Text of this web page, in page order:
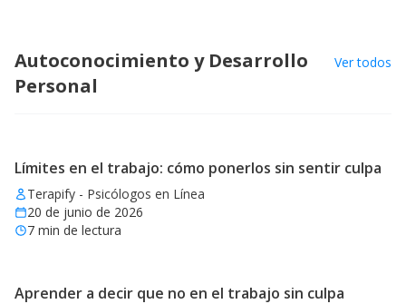
Autoconocimiento y Desarrollo
Personal
Ver todos
Límites en el trabajo: cómo ponerlos sin sentir culpa
Terapify - Psicólogos en Línea
20 de junio de 2026
7 min de lectura
Aprender a decir que no en el trabajo sin culpa